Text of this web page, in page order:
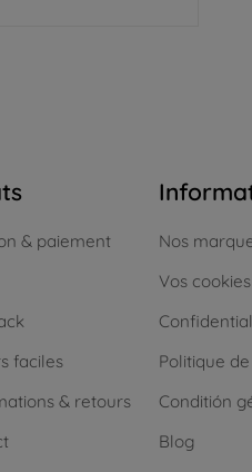
& paiement
faciles
& retours
Nos
Vos cookies
Politique
Conditión
Blog